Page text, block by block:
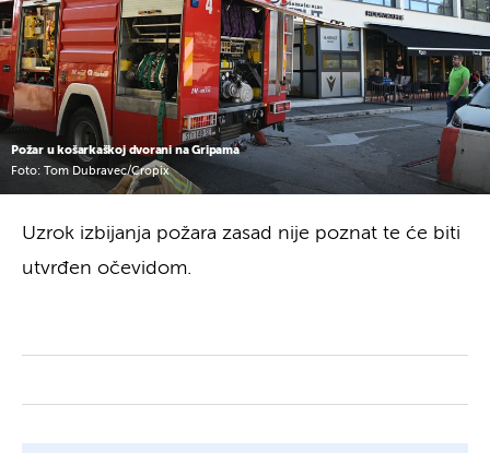
Požar u košarkaškoj dvorani na Gripama
Foto: Tom Dubravec/Cropix
Uzrok izbijanja požara zasad nije poznat te će biti
utvrđen očevidom.